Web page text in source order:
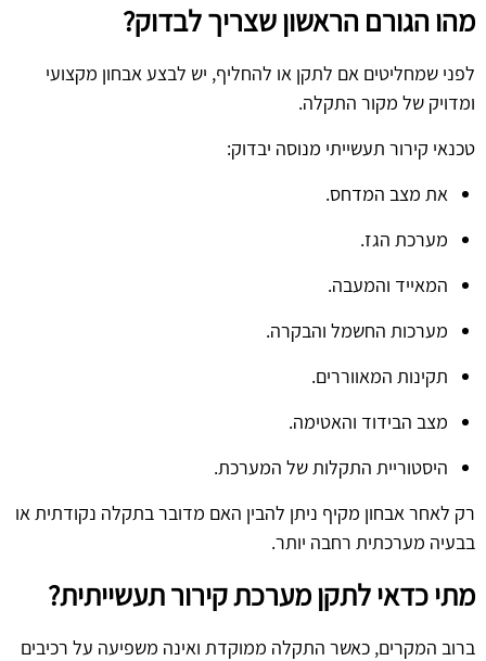
מהו הגורם הראשון שצריך לבדוק?
לפני שמחליטים אם לתקן או להחליף, יש לבצע אבחון מקצועי
ומדויק של מקור התקלה.
טכנאי קירור תעשייתי מנוסה יבדוק:
את מצב המדחס.
מערכת הגז.
המאייד והמעבה.
מערכות החשמל והבקרה.
תקינות המאווררים.
מצב הבידוד והאטימה.
היסטוריית התקלות של המערכת.
רק לאחר אבחון מקיף ניתן להבין האם מדובר בתקלה נקודתית או
בבעיה מערכתית רחבה יותר.
מתי כדאי לתקן מערכת קירור תעשייתית?
ברוב המקרים, כאשר התקלה ממוקדת ואינה משפיעה על רכיבים